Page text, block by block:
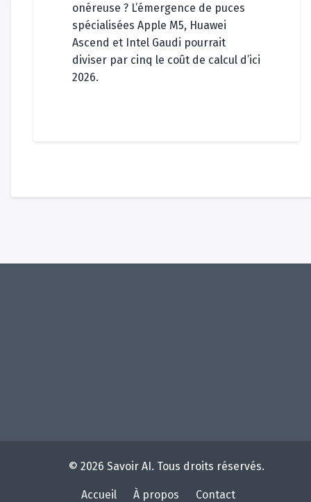
onéreuse ? L’émergence de puces
spécialisées Apple M5, Huawei
Ascend et Intel Gaudi pourrait
diviser par cinq le coût de calcul d’ici
2026.
© 2026 Savoir AI. Tous droits réservés.
Accueil À propos Contact